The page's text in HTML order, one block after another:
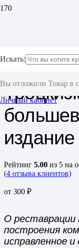
Искать:
Вы отложили Товар в
Личный кабинет
издание
издание
Рейтинг 5.00 из 5 на
(4 отзыва клиентов)
от 300 ₽
О реставрации
построения
исправленное